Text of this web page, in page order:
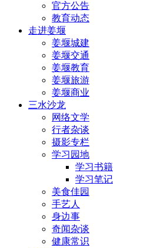
官方公告
教育动态
走进姜堰
姜堰城建
姜堰交通
姜堰教育
姜堰旅游
姜堰商业
三水沙龙
网络文学
行者杂谈
摄影专栏
学习园地
学习书籍
学习笔记
美食佳园
手艺人
身边事
奇闻杂谈
健康常识